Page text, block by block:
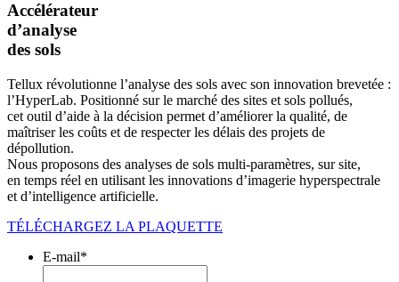
Accélérateur
d’analyse
des sols
Tellux révolutionne l’analyse des sols avec son innovation brevetée :
l’HyperLab. Positionné sur le marché des sites et sols pollués,
cet outil d’aide à la décision permet d’améliorer la qualité, de
maîtriser les coûts et de respecter les délais des projets de
dépollution.
Nous proposons des analyses de sols multi-paramètres, sur site,
en temps réel en utilisant les innovations d’imagerie hyperspectrale
et d’intelligence artificielle.
TÉLÉCHARGEZ LA PLAQUETTE
E-mail*